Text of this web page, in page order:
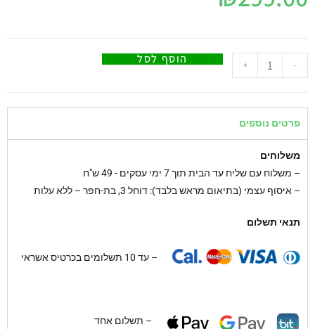
-
+ הוסף לסל
פרטים נוספים
משלוחים
– משלוח עם שליח עד הבית תוך 7 ימי עסקים - 49 ש"ח
– איסוף עצמי (בתיאום מראש בלבד): דוחל 3, בת-חפר – ללא עלות
תנאי תשלום
– עד 10 תשלומים בכרטיס אשראי
– תשלום אחד